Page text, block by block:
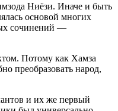
Ниёзи. Иначе и быть
основой многих
сочинений —
Потому как Хамза
преобразовать народ,
и их же первый